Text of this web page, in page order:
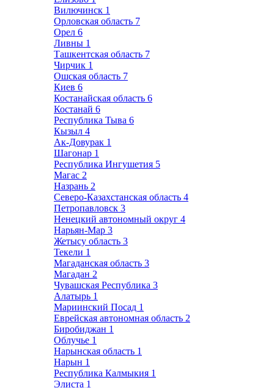
Вилючинск 1
Орловская область 7
Орел 6
Ливны 1
Ташкентская область 7
Чирчик 1
Ошская область 7
Киев 6
Костанайская область 6
Костанай 6
Республика Тыва 6
Кызыл 4
Ак-Довурак 1
Шагонар 1
Республика Ингушетия 5
Магас 2
Назрань 2
Северо-Казахстанская область 4
Петропавловск 3
Ненецкий автономный округ 4
Нарьян-Мар 3
Жетысу область 3
Текели 1
Магаданская область 3
Магадан 2
Чувашская Республика 3
Алатырь 1
Мариинский Посад 1
Еврейская автономная область 2
Биробиджан 1
Облучье 1
Нарынская область 1
Нарын 1
Республика Калмыкия 1
Элиста 1